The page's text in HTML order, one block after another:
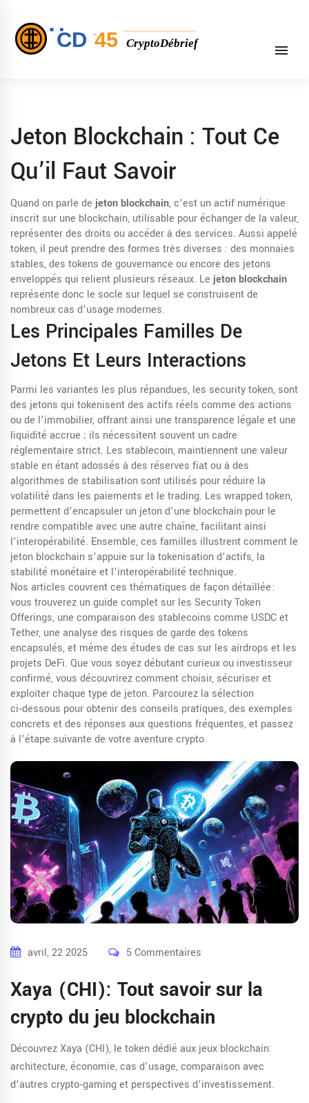
Jeton Blockchain : Tout Ce
Qu’il Faut Savoir
Quand on parle de jeton blockchain,c’est un actif numérique
inscrit sur une blockchain, utilisable pour échanger de la valeur,
représenter des droits ou accéder à des services. Aussi appelé
token, il peut prendre des formes très diverses : des monnaies
stables, des tokens de gouvernance ou encore des jetons
enveloppés qui relient plusieurs réseaux. Le jeton blockchain
représente donc le socle sur lequel se construisent de
nombreux cas d’usage modernes.
Les Principales Familles De
Jetons Et Leurs Interactions
Parmi les variantes les plus répandues, les security token, sont
des jetons qui tokenisent des actifs réels comme des actions
ou de l’immobilier, offrant ainsi une transparence légale et une
liquidité accrue ; ils nécessitent souvent un cadre
réglementaire strict. Les stablecoin, maintiennent une valeur
stable en étant adossés à des réserves fiat ou à des
algorithmes de stabilisation sont utilisés pour réduire la
volatilité dans les paiements et le trading. Les wrapped token,
permettent d’encapsuler un jeton d’une blockchain pour le
rendre compatible avec une autre chaîne, facilitant ainsi
l’interopérabilité. Ensemble, ces familles illustrent comment le
jeton blockchain s’appuie sur la tokenisation d’actifs, la
stabilité monétaire et l’interopérabilité technique.
Nos articles couvrent ces thématiques de façon détaillée :
vous trouverez un guide complet sur les Security Token
Offerings, une comparaison des stablecoins comme USDC et
Tether, une analyse des risques de garde des tokens
encapsulés, et même des études de cas sur les airdrops et les
projets DeFi. Que vous soyez débutant curieux ou investisseur
confirmé, vous découvrirez comment choisir, sécuriser et
exploiter chaque type de jeton. Parcourez la sélection
ci‑dessous pour obtenir des conseils pratiques, des exemples
concrets et des réponses aux questions fréquentes, et passez
à l’étape suivante de votre aventure crypto.
avril, 22 2025 5 Commentaires
Xaya (CHI): Tout savoir sur la
crypto du jeu blockchain
Découvrez Xaya (CHI), le token dédié aux jeux blockchain:
architecture, économie, cas d’usage, comparaison avec
d’autres crypto‑gaming et perspectives d’investissement.